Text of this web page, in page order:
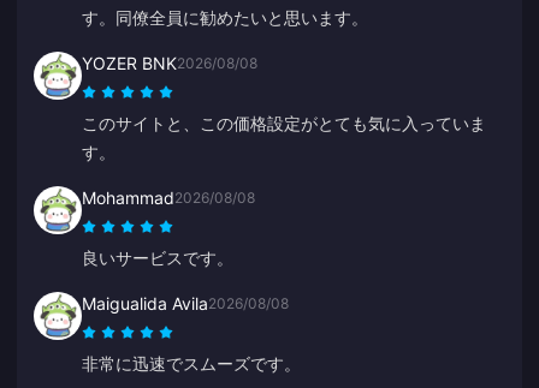
す。同僚全員に勧めたいと思います。
YOZER BNK2026/08/08
このサイトと、この価格設定がとても気に入っていま
す。
Mohammad2026/08/08
良いサービスです。
Maigualida Avila2026/08/08
非常に迅速でスムーズです。